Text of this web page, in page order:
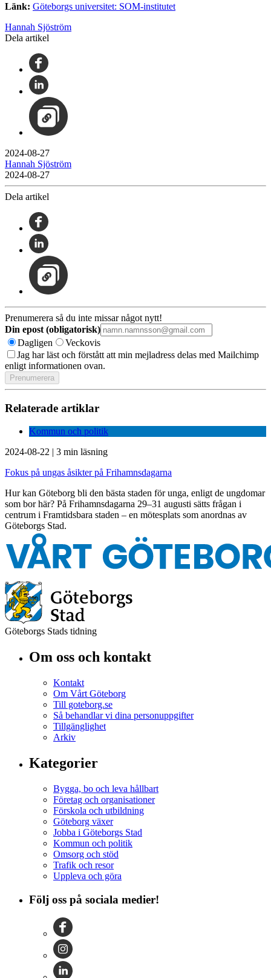
Länk: Göteborgs universitet: SOM-institutet
Hannah Sjöström
Dela artikel
2024-08-27
Hannah Sjöström
2024-08-27
Dela artikel
Prenumerera så du inte missar något nytt!
Din epost (obligatorisk)
Dagligen
Veckovis
Jag har läst och förstått att min mejladress delas med Mailchimp
enligt informationen ovan.
Relaterade artiklar
Kommun och politik
2024-08-22 | 3 min läsning
Fokus på ungas åsikter på Frihamnsdagarna
Hur kan Göteborg bli den bästa staden för unga, enligt de ungdomar
som bor här? På Frihamnsdagarna 29–31 augusti sätts frågan i
centrum i Framtidsbara staden – en mötesplats som anordnas av
Göteborgs Stad.
Göteborgs Stads tidning
Om oss och kontakt
Kontakt
Om Vårt Göteborg
Till goteborg.se
Så behandlar vi dina personuppgifter
Tillgänglighet
Arkiv
Kategorier
Bygga, bo och leva hållbart
Företag och organisationer
Förskola och utbildning
Göteborg växer
Jobba i Göteborgs Stad
Kommun och politik
Omsorg och stöd
Trafik och resor
Uppleva och göra
Följ oss på sociala medier!